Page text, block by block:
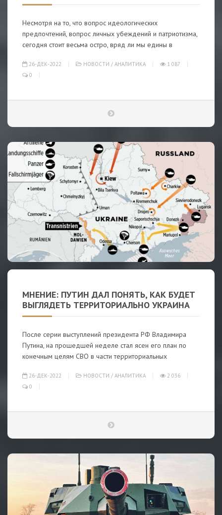
Несмотря на то, что вопрос идеологических
предпочтений, вопрос личных убеждений и патриотизма,
сегодня стоит весьма остро, вряд ли мы едины в
26-ДЕК-2022 НОВОСТИ / АНАЛИТИКА
1 087
0
МНЕНИЕ: ПУТИН ДАЛ ПОНЯТЬ, КАК БУДЕТ
ВЫГЛЯДЕТЬ ТЕРРИТОРИАЛЬНО УКРАИНА
После серии выступлений президента РФ Владимира
Путина, на прошедшей неделе стал ясен его план по
конечным целям СВО в части территориальных
26-ДЕК-2022 НОВОСТИ / АНАЛИТИКА
2 036
0